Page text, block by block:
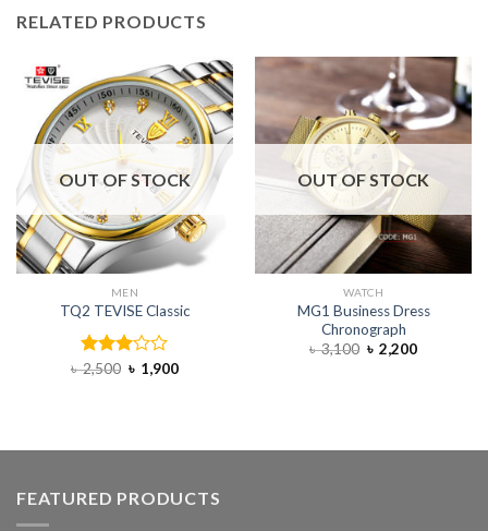
RELATED PRODUCTS
OUT OF STOCK
MEN
TQ2 TEVISE Classic
Rated
৳2,500 ৳ 1,900
OUT OF STOCK
WATCH
MG1 Business Dress
Chronograph
৳3,100 ৳ 2,200
FEATURED PRODUCTS